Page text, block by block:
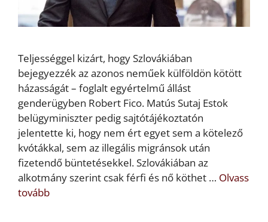
Teljességgel kizárt, hogy Szlovákiában
bejegyezzék az azonos neműek külföldön kötött
házasságát – foglalt egyértelmű állást
genderügyben Robert Fico. Matús Sutaj Estok
belügyminiszter pedig sajtótájékoztatón
jelentette ki, hogy nem ért egyet sem a kötelező
kvótákkal, sem az illegális migránsok után
fizetendő büntetésekkel. Szlovákiában az
alkotmány szerint csak férfi és nő köthet … Olvass
tovább